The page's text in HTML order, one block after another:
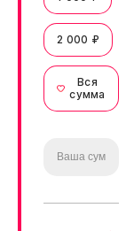
2 000 ₽
Вся
сумма